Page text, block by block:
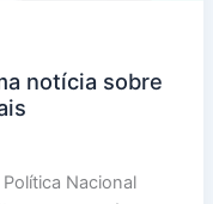
notícia sobre
Nacional